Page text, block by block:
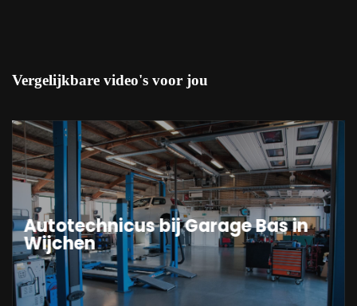
Vergelijkbare video's voor jou
Autotechnicus bij Garage Bas in
Wijchen